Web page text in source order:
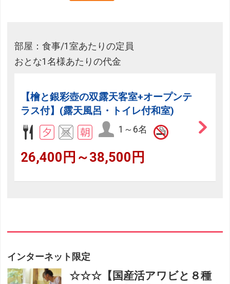
部屋：食事/1室あたりの定員
おとな1名様あたりの代金
【檜と銀彩壺の双露天客室+オープンテ
ラス付】(露天風呂・トイレ付和室)
1～6名
26,400円～38,500円
インターネット限定
☆☆☆【国産活アワビと８種